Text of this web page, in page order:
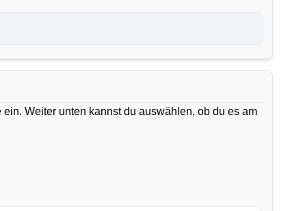
Weiter unten kannst du auswählen, ob du es am